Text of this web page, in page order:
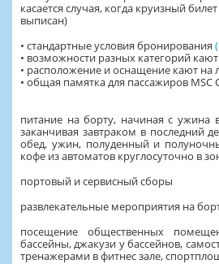
касается случая, когда круизный
выписан)
• стандартные условия бронирования (
• возможности разных категорий кают
• расположение и оснащение кают на
• общая памятка для пассажиров MSC
питание на борту, начиная с ужина
заканчивая завтраком в последний
обед, ужин, полуденный и
кофе из автоматов круглосуточно в
портовый и сервисный сборы
развлекательные мероприятия на
посещение общественных
бассейны, джакузи у бассейнов,
тренажерами в фитнес зале,